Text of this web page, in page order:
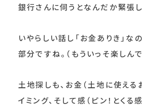
銀行さんに伺うとなんだか緊張し
いやらしい話し「お金ありき」な
部分ですね。（もういっそ楽しんで
土地探しも、お金（土地に使える
イミング、そして感（ピン！とくる